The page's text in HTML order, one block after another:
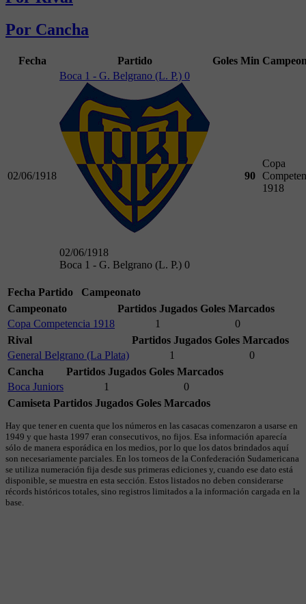
Por Cancha
Fecha Partido Goles Min
02/06/1918
Boca 1 - G. Belgrano (L. P.) 0
02/06/1918
Boca 1 - G. Belgrano (L. P.) 0
90
Copa
1918
Fecha Partido
Campeonato
Campeonato
Partidos Jugados Goles Marcados
Copa Competencia 1918
1
0
Rival
Partidos Jugados Goles Marcados
General Belgrano (La Plata)
1
0
Cancha
Partidos Jugados Goles Marcados
Boca Juniors
1
0
Camiseta Partidos Jugados Goles Marcados
Hay que tener en cuenta que los números en las casacas comenzaron a usarse en
1949 y que hasta 1997 eran consecutivos, no fijos. Esa información aparecía
sólo de manera esporádica en los medios, por lo que los datos brindados aquí
son necesariamente parciales. En los torneos de la Confederación Sudamericana
se utiliza numeración fija desde sus primeras ediciones y, cuando ese dato está
disponible, se muestra en esta sección. Estos listados no deben considerarse
récords históricos totales, sino registros limitados a la información cargada en la
base.